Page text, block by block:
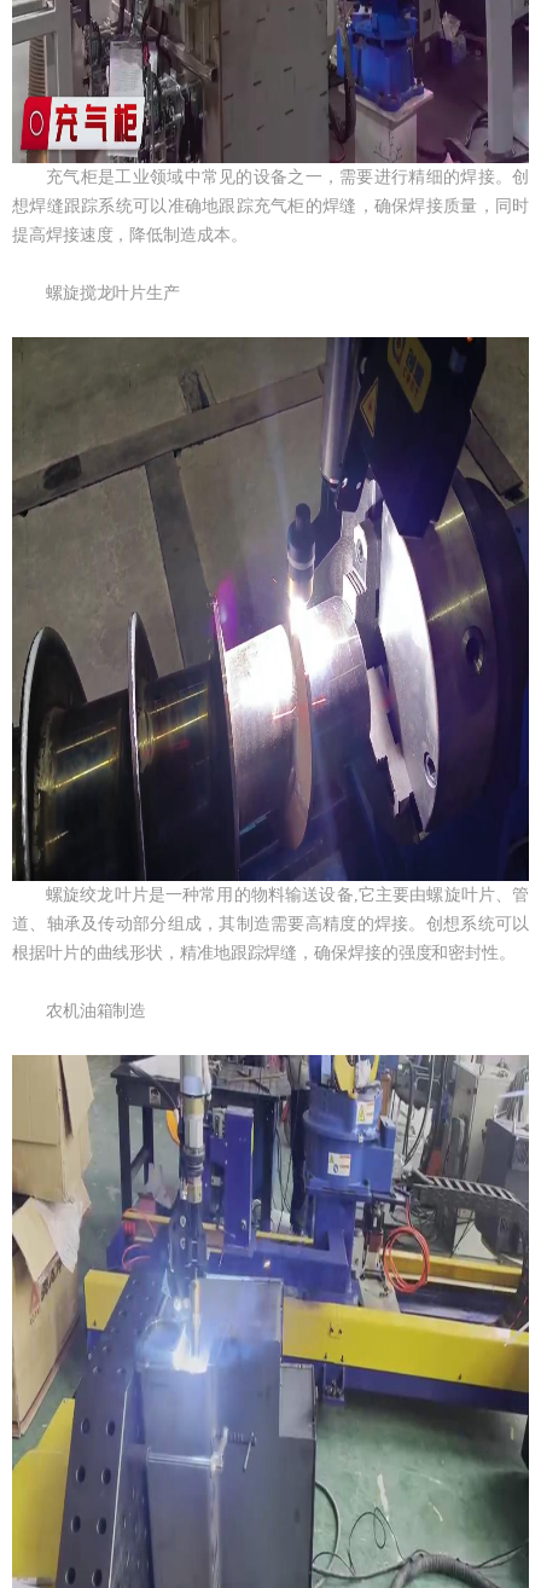
充气柜是工业领域中常见的设备之一，需要进行精细的焊接。创
想焊缝跟踪系统可以准确地跟踪充气柜的焊缝，确保焊接质量，同时
提高焊接速度，降低制造成本。
螺旋搅龙叶片生产
螺旋绞龙叶片是一种常用的物料输送设备,它主要由螺旋叶片、管
道、轴承及传动部分组成，其制造需要高精度的焊接。创想系统可以
根据叶片的曲线形状，精准地跟踪焊缝，确保焊接的强度和密封性。
农机油箱制造